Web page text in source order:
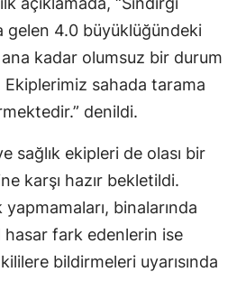
Samsun
Siirt
Sinop
Tekirdağ
Tokat
Trabzon
gelen 4.0 büyüklüğündeki
kadar olumsuz bir durum
sahada tarama
denildi.
sağlık ekipleri de olası bir
karşı hazır bekletildi.
binalarında
hasar fark edenlerin ise
bildirmeleri uyarısında